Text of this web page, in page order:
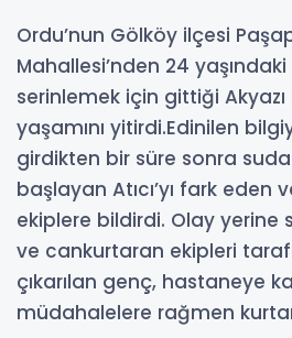
Ordu’nun Gölköy ilçesi
Mahallesi’nden 24 yaşındaki
serinlemek için gittiği Akyazı
yaşamını yitirdi.Edinilen
girdikten bir süre sonra suda
başlayan Atıcı’yı fark
ekiplere bildirdi. Olay yerine
ve cankurtaran ekipleri
çıkarılan genç, hastaneye
müdahalelere rağmen